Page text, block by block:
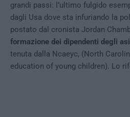
grandi passi: l’ultimo fulgido
dagli Usa dove sta infuriando la
postato dal cronista Jordan
formazione dei dipendenti degli
tenuta dalla Ncaeyc, (North
education of young children). Lo